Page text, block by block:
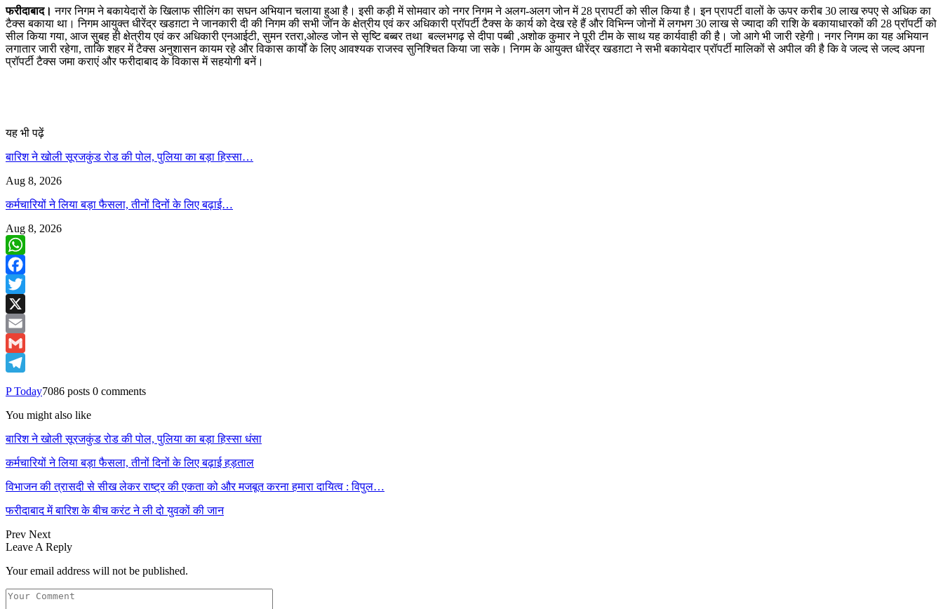
फरीदाबाद। नगर निगम ने बकायेदारों के खिलाफ सीलिंग का सघन अभियान चलाया हुआ है। इसी कड़ी में सोमवार को नगर निगम ने अलग-अलग जोन में 28 प्रापर्टी को सील किया है। इन प्रापर्टी वालों के ऊपर करीब 30 लाख रुपए से अधिक का
टैक्स बकाया था। निगम आयुक्त धीरेंद्र खडग़टा ने जानकारी दी की निगम की सभी जॉन के क्षेत्रीय एवं कर अधिकारी प्रॉपर्टी टैक्स के कार्य को देख रहे हैं और विभिन्न जोनों में लगभग 30 लाख से ज्यादा की राशि के बकायाधारकों की 28 प्रॉपर्टी को
सील किया गया, आज सुबह ही क्षेत्रीय एवं कर अधिकारी एनआईटी, सुमन रतरा,ओल्ड जोन से सृष्टि बब्बर तथा बल्लभगढ़ से दीपा पब्बी ,अशोक कुमार ने पूरी टीम के साथ यह कार्यवाही की है। जो आगे भी जारी रहेगी। नगर निगम का यह अभियान
लगातार जारी रहेगा, ताकि शहर में टैक्स अनुशासन कायम रहे और विकास कार्यों के लिए आवश्यक राजस्व सुनिश्चित किया जा सके। निगम के आयुक्त धीरेंद्र खडग़टा ने सभी बकायेदार प्रॉपर्टी मालिकों से अपील की है कि वे जल्द से जल्द अपना
प्रॉपर्टी टैक्स जमा कराएं और फरीदाबाद के विकास में सहयोगी बनें।
यह भी पढ़ें
बारिश ने खोली सूरजकुंड रोड की पोल, पुलिया का बड़ा हिस्सा…
Aug 8, 2026
कर्मचारियों ने लिया बड़ा फैसला, तीनों दिनों के लिए बढ़ाई…
Aug 8, 2026
WhatsApp
Facebook
Twitter
X
Email
Gmail
P Today7086 posts 0 comments
You might also like
बारिश ने खोली सूरजकुंड रोड की पोल, पुलिया का बड़ा हिस्सा धंसा
कर्मचारियों ने लिया बड़ा फैसला, तीनों दिनों के लिए बढ़ाई हड़ताल
विभाजन की त्रासदी से सीख लेकर राष्ट्र की एकता को और मजबूत करना हमारा दायित्व : विपुल…
फरीदाबाद में बारिश के बीच करंट ने ली दो युवकों की जान
Prev Next
Leave A Reply
Your email address will not be published.